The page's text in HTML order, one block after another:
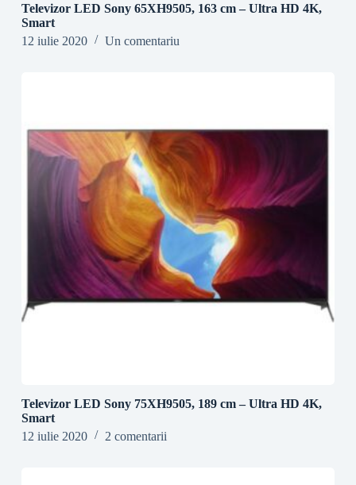
Televizor LED Sony 65XH9505, 163 cm – Ultra HD 4K,
Smart
12 iulie 2020
Un comentariu
Televizor LED Sony 75XH9505, 189 cm – Ultra HD 4K,
Smart
12 iulie 2020
2 comentarii